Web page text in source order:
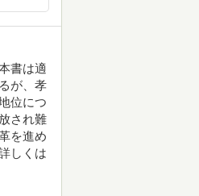
書は適
が、孝
位につ
され難
を進め
しくは